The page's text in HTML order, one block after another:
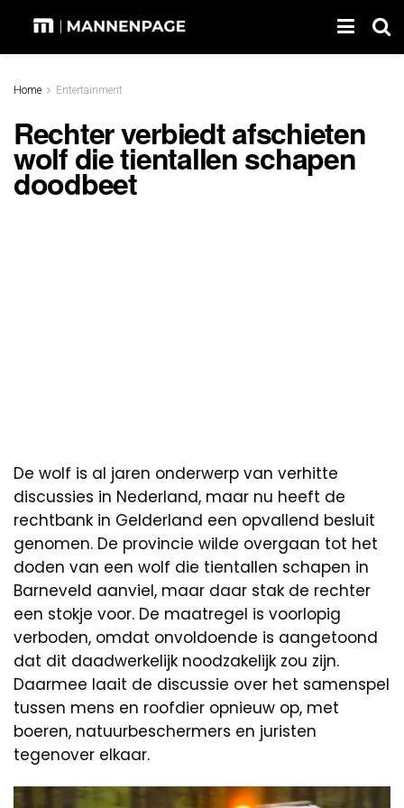
Home Entertainment
Rechter verbiedt afschieten
wolf die tientallen schapen
doodbeet
De wolf is al jaren onderwerp van verhitte
discussies in Nederland, maar nu heeft de
rechtbank in Gelderland een opvallend besluit
genomen. De provincie wilde overgaan tot het
doden van een wolf die tientallen schapen in
Barneveld aanviel, maar daar stak de rechter
een stokje voor. De maatregel is voorlopig
verboden, omdat onvoldoende is aangetoond
dat dit daadwerkelijk noodzakelijk zou zijn.
Daarmee laait de discussie over het samenspel
tussen mens en roofdier opnieuw op, met
boeren, natuurbeschermers en juristen
tegenover elkaar.